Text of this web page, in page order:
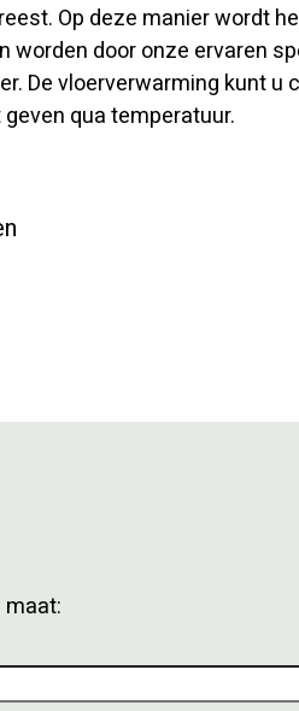
Op deze manier wordt
worden door onze
De vloerverwarming kunt
qua temperatuur.